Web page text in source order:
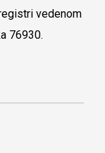
vedenom
76930.